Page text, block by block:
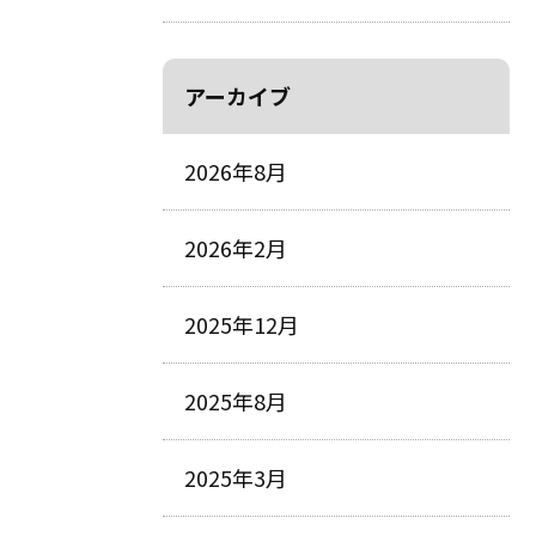
アーカイブ
2026年8月
2026年2月
2025年12月
2025年8月
2025年3月